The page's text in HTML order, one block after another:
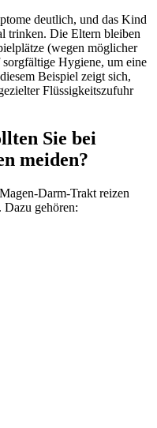
deutlich, und das Kind
trinken. Die Eltern bleiben
(wegen möglicher
Hygiene, um eine
Beispiel zeigt sich,
Flüssigkeitszufuhr
Sie bei
meiden?
Darm-Trakt reizen
Dazu gehören: